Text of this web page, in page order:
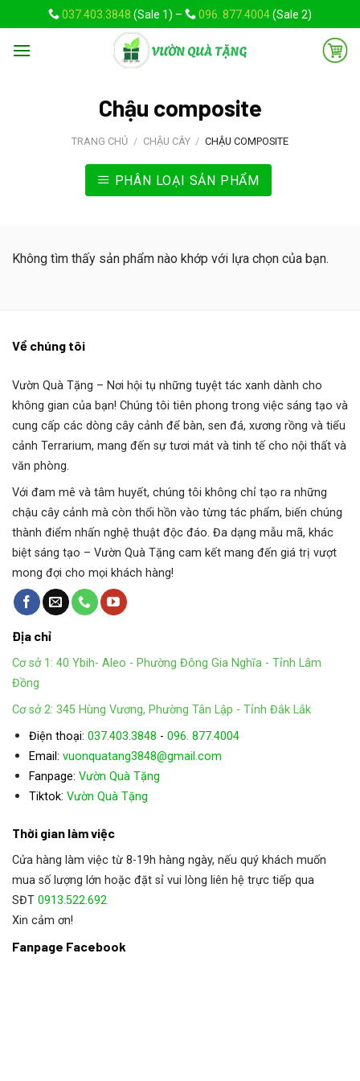
to
content
037.403.3848 (Sale 1) – 096. 877.4004(Sale 2)
Chậu composite
TRANG CHỦ / CHẬU CÂY / CHẬU COMPOSITE
PHÂN LOẠI SẢN PHẨM
Không tìm thấy sản phẩm nào khớp với lựa chọn của bạn.
Về chúng tôi
Vườn Quà Tặng – Nơi hội tụ những tuyệt tác xanh dành cho
không gian của bạn! Chúng tôi tiên phong trong việc sáng tạo và
cung cấp các dòng cây cảnh để bàn, sen đá, xương rồng và tiểu
cảnh Terrarium, mang đến sự tươi mát và tinh tế cho nội thất và
văn phòng.
Với đam mê và tâm huyết, chúng tôi không chỉ tạo ra những
chậu cây cảnh mà còn thổi hồn vào từng tác phẩm, biến chúng
thành điểm nhấn nghệ thuật độc đáo. Đa dạng mẫu mã, khác
biệt sáng tạo – Vườn Quà Tặng cam kết mang đến giá trị vượt
mong đợi cho mọi khách hàng!
Địa chỉ
Cơ sở 1: 40 Ybih- Aleo - Phường Đông Gia Nghĩa - Tỉnh Lâm
Đồng
Cơ sở 2: 345 Hùng Vương, Phường Tân Lập - Tỉnh Đắk Lắk
Điện thoại: 037.403.3848 - 096. 877.4004
Email: vuonquatang3848@gmail.com
Fanpage: Vườn Quà Tặng
Tiktok: Vườn Quà Tặng
Thời gian làm việc
Cửa hàng làm việc từ 8-19h hàng ngày, nếu quý khách muốn
mua số lượng lớn hoặc đặt sỉ vui lòng liên hệ trực tiếp qua
SĐT 0913.522.692
Xin cảm ơn!
Fanpage Facebook